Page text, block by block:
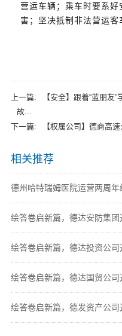
营运车辆；乘车时要系
害；坚决抵制非法营运客
上一篇:
【安全】跟着“蓝朋友
故...
下一篇:
【权属公司】德商高
相关推荐
德州哈特瑞姆医院运营两周
绘答卷启新篇，德达安防集团
绘答卷启新篇，德达投资公司
绘答卷启新篇，德达国贸公司
绘答卷启新篇，德发资产公司